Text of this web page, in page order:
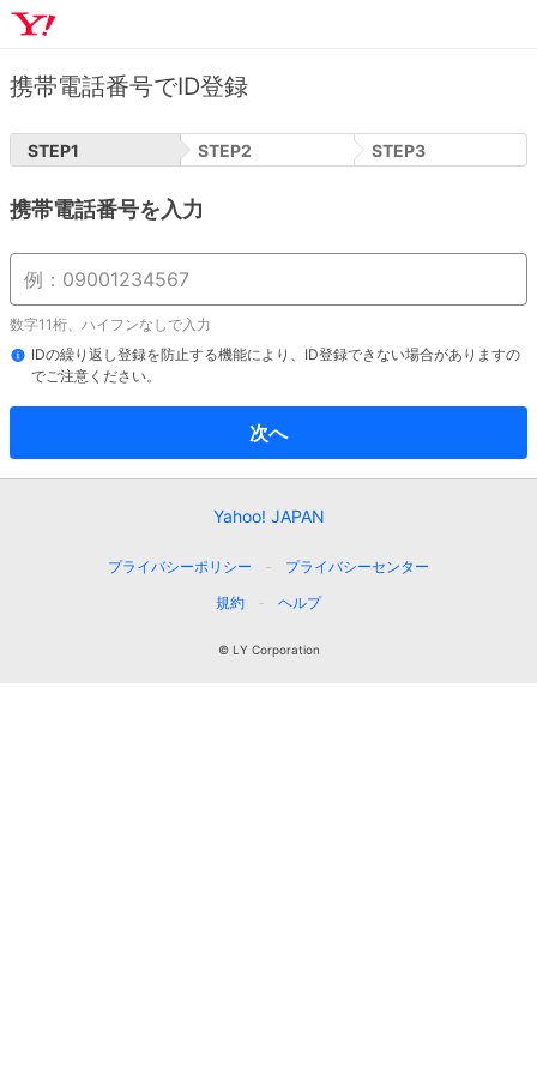
携帯電話番号でID登録
STEP1 STEP2 STEP3
携帯電話番号を入力
数字11桁、ハイフンなしで入力
IDの繰り返し登録を防止する機能により、ID登録できない場合がありますの
でご注意ください。
次へ
Yahoo! JAPAN
プライバシーポリシー
プライバシーセンター
規約
ヘルプ
© LY Corporation